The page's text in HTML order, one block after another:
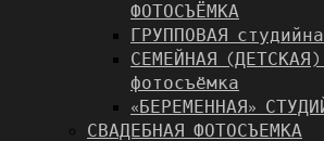
ФОТОСЪЁМКА
ГРУППОВАЯ
СЕМЕЙНАЯ (ДЕТСКАЯ)
фотосъёмка
«БЕРЕМЕННАЯ»
СВАДЕБНАЯ ФОТОСЪЕМКА